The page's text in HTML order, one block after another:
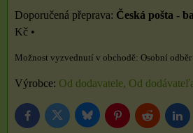
Česká pošta -
Kč •
Osobní
Výrobce: Od dodavatele, Od
FacebookTwitter BlueskyPinterestReddit